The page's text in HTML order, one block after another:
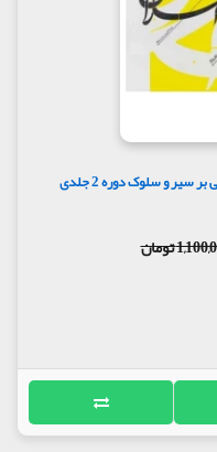
و سلوک دوره 2 جلدی
تومان